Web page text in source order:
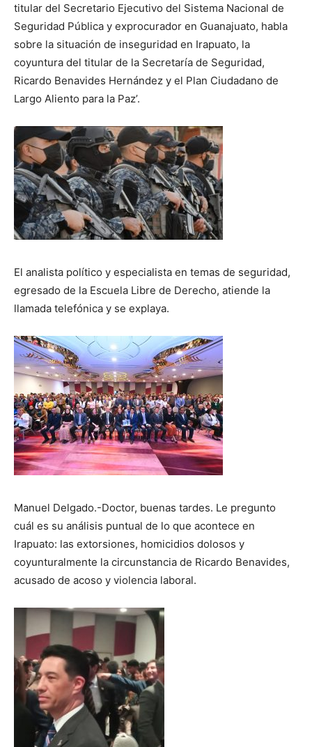
titular del Secretario Ejecutivo del Sistema Nacional de
Seguridad Pública y exprocurador en Guanajuato, habla
sobre la situación de inseguridad en Irapuato, la
coyuntura del titular de la Secretaría de Seguridad,
Ricardo Benavides Hernández y el Plan Ciudadano de
Largo Aliento para la Paz’.
El analista político y especialista en temas de seguridad,
egresado de la Escuela Libre de Derecho, atiende la
llamada telefónica y se explaya.
Manuel Delgado.-Doctor, buenas tardes. Le pregunto
cuál es su análisis puntual de lo que acontece en
Irapuato: las extorsiones, homicidios dolosos y
coyunturalmente la circunstancia de Ricardo Benavides,
acusado de acoso y violencia laboral.